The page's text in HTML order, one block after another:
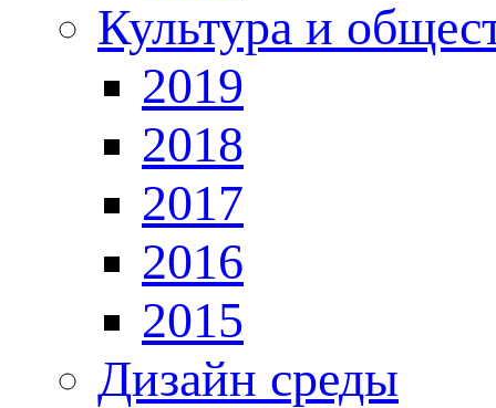
Культура и
2019
2018
2017
2016
2015
Дизайн среды